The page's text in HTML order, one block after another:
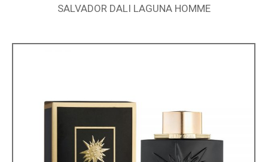
SALVADOR DALI LAGUNA HOMME